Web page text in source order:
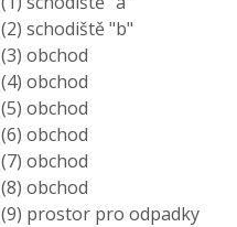
(2) schodiště "b"
(3) obchod
(4) obchod
(5) obchod
(6) obchod
(7) obchod
(8) obchod
(9) prostor pro odpadky